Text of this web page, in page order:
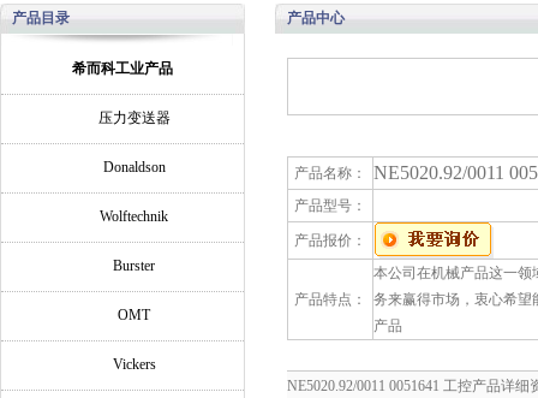
产品目录
希而科工业产品
压力变送器
Donaldson
Wolftechnik
Burster
OMT
Vickers
产品中心
产品名称： NE5020.92/0011
产品型号：
产品报价：
产品特点：
本公司在机械产品这一
务来赢得市场，衷心希望
产品
NE5020.92/0011 0051641 工控产品详细